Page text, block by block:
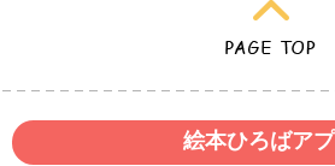
絵本ひろばアプ